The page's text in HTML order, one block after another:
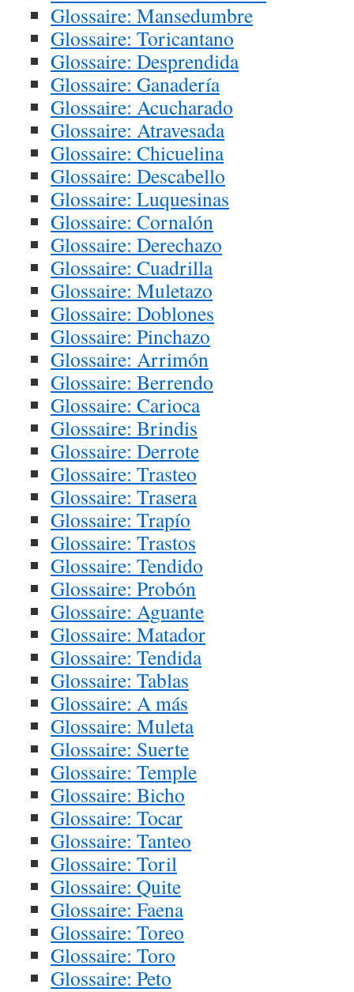
Glossaire: Mansedumbre
Glossaire: Toricantano
Glossaire: Desprendida
Glossaire: Ganadería
Glossaire: Acucharado
Glossaire: Atravesada
Glossaire: Chicuelina
Glossaire: Descabello
Glossaire: Luquesinas
Glossaire: Cornalón
Glossaire: Derechazo
Glossaire: Cuadrilla
Glossaire: Muletazo
Glossaire: Doblones
Glossaire: Pinchazo
Glossaire: Arrimón
Glossaire: Berrendo
Glossaire: Carioca
Glossaire: Brindis
Glossaire: Derrote
Glossaire: Trasteo
Glossaire: Trasera
Glossaire: Trapío
Glossaire: Trastos
Glossaire: Tendido
Glossaire: Probón
Glossaire: Aguante
Glossaire: Matador
Glossaire: Tendida
Glossaire: Tablas
Glossaire: A más
Glossaire: Muleta
Glossaire: Suerte
Glossaire: Temple
Glossaire: Bicho
Glossaire: Tocar
Glossaire: Tanteo
Glossaire: Toril
Glossaire: Quite
Glossaire: Faena
Glossaire: Toreo
Glossaire: Toro
Glossaire: Peto